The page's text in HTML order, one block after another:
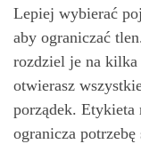
Lepiej wybierać
aby ograniczać
rozdziel je na kilka
otwierasz
porządek. Etykieta
ogranicza